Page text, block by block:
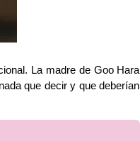
La madre de Goo Hara
que decir y que deberían